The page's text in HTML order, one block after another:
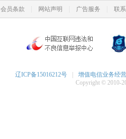
会员条款 网站声明 广告服务 联
辽ICP备15016212号
增值电信业务经
Copyright © 2010-